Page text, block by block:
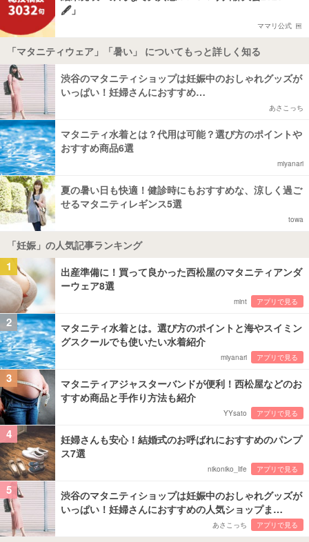
🖋️」
ママリ公式
「マタニティウェア」「暑い」 についてもっと詳しく知る
渋谷のマタニティショップは妊娠中のおしゃれグッズが
いっぱい！妊婦さんにおすすめ…
あさこっち
マタニティ水着とは？代用は可能？選び方のポイントや
おすすめ商品6選
miyanari
夏の暑い日も快適！健診時にもおすすめな、涼しく過ご
せるマタニティレギンス5選
towa
「妊娠」の人気記事ランキング
1
出産準備に！買って良かった西松屋のマタニティアンダ
ーウェア8選
mint アプリで見る
2
マタニティ水着とは。選び方のポイントと海やスイミン
グスクールでも使いたい水着紹介
miyanari アプリで見る
3
マタニティアジャスターバンドが便利！西松屋などのお
すすめ商品と手作り方法も紹介
YYsato アプリで見る
4
妊婦さんも安心！結婚式のお呼ばれにおすすめのパンプ
ス7選
nikoniko_life アプリで見る
5
渋谷のマタニティショップは妊娠中のおしゃれグッズが
いっぱい！妊婦さんにおすすめの人気ショップま…
あさこっち アプリで見る